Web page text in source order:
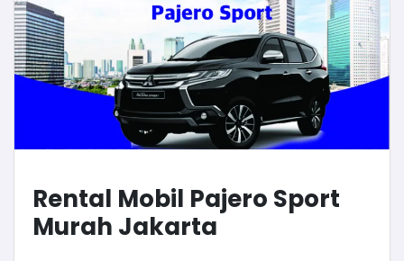
Rental Mobil Pajero Sport
Murah Jakarta